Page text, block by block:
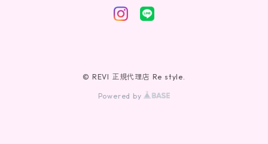
© REVI 正規代理店 Re style.
Powered by